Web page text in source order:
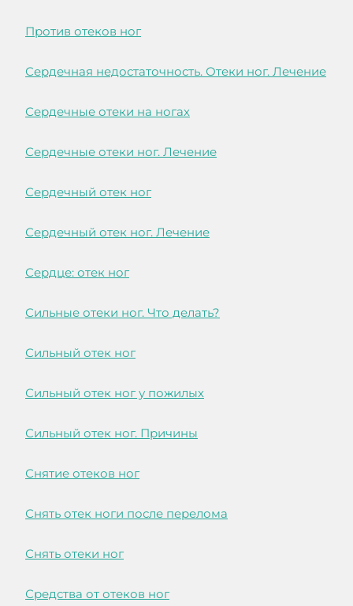
Против отеков ног
Сердечная недостаточность. Отеки ног. Лечение
Сердечные отеки на ногах
Сердечные отеки ног. Лечение
Сердечный отек ног
Сердечный отек ног. Лечение
Сердце: отек ног
Сильные отеки ног. Что делать?
Сильный отек ног
Сильный отек ног у пожилых
Сильный отек ног. Причины
Снятие отеков ног
Снять отек ноги после перелома
Снять отеки ног
Средства от отеков ног